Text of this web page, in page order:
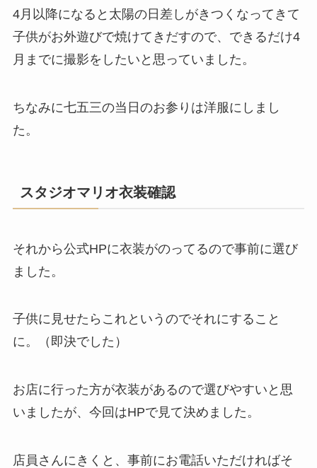
4月以降になると太陽の日差しがきつくなってきて
子供がお外遊びで焼けてきだすので、できるだけ4
月までに撮影をしたいと思っていました。
ちなみに七五三の当日のお参りは洋服にしまし
た。
スタジオマリオ衣装確認
それから公式HPに衣装がのってるので事前に選び
ました。
子供に見せたらこれというのでそれにすること
に。（即決でした）
お店に行った方が衣装があるので選びやすいと思
いましたが、今回はHPで見て決めました。
店員さんにきくと、 事前にお電話いただければそ